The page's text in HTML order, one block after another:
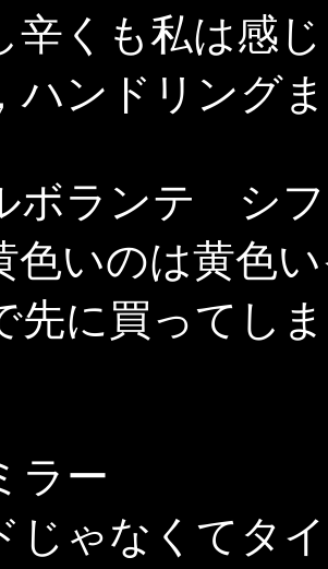
辛くも私は感
ハンドリング
ボランテ シフ
いのは黄色
先に買ってし
ラー
ゃなくてタ